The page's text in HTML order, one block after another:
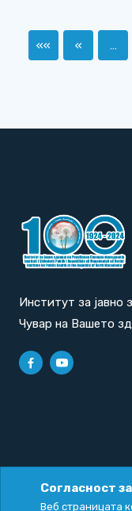
«« « …
Институт за јавно
Чувар на Вашето
Политика за
Согласност
Веб страницата